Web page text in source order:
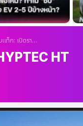
ดราคา HYPTEC HT
HT